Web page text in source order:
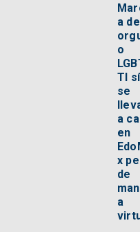
a
o
TI sí
se
a
en
x
de
a